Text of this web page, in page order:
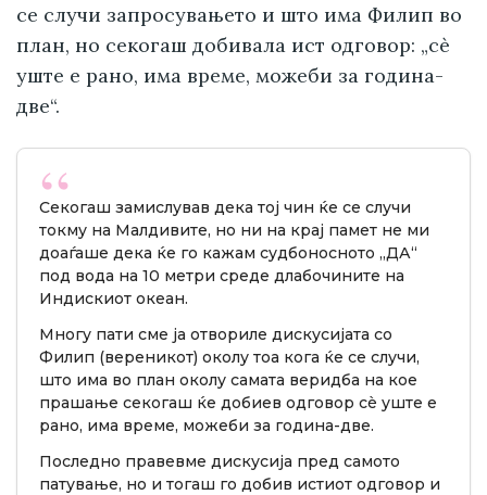
се случи запросувањето и што има Филип во
план, но секогаш добивала ист одговор: „сè
уште е рано, има време, можеби за година-
две“.
Секогаш замислував дека тој чин ќе се случи
токму на Малдивите, но ни на крај памет не ми
доаѓаше дека ќе го кажам судбоносното „ДА“
под вода на 10 метри среде длабочините на
Индискиот океан.
Многу пати сме ја отвориле дискусијата со
Филип (вереникот) околу тоа кога ќе се случи,
што има во план околу самата веридба на кое
прашање секогаш ќе добиев одговор сè уште е
рано, има време, можеби за година-две.
Последно правевме дискусија пред самото
патување, но и тогаш го добив истиот одговор и